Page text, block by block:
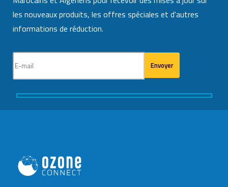
les nouveaux produits, les offres spéciales et d'autres
informations de réduction.